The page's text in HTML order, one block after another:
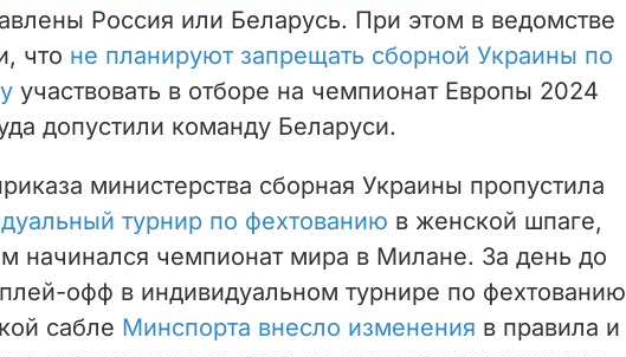
Россия или Беларусь. При этом в ведомстве
что не планируют запрещать сборной Украины по
участвовать в отборе на чемпионат Европы 2024
допустили команду Беларуси.
министерства сборная Украины пропустила
турнир по фехтованию в женской шпаге,
начинался чемпионат мира в Милане. За день до
плей-офф в индивидуальном турнире по фехтованию
сабле Минспорта внесло изменения в правила и